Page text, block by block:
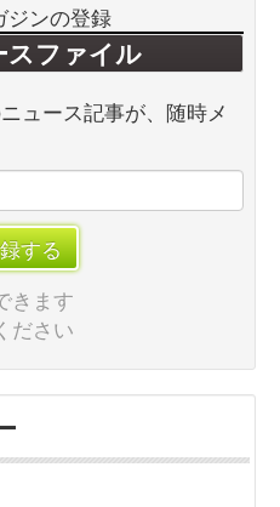
ジンの登録
スファイル
ュース記事が、随時メ
する
きます
ださい